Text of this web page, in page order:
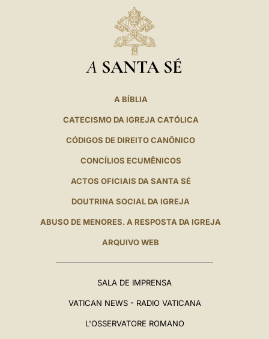
A SANTA SÉ
A BÍBLIA
CATECISMO DA IGREJA CATÓLICA
CÓDIGOS DE DIREITO CANÔNICO
CONCÍLIOS ECUMÊNICOS
ACTOS OFICIAIS DA SANTA SÉ
DOUTRINA SOCIAL DA IGREJA
ABUSO DE MENORES. A RESPOSTA DA IGREJA
ARQUIVO WEB
SALA DE IMPRENSA
VATICAN NEWS - RADIO VATICANA
L'OSSERVATORE ROMANO